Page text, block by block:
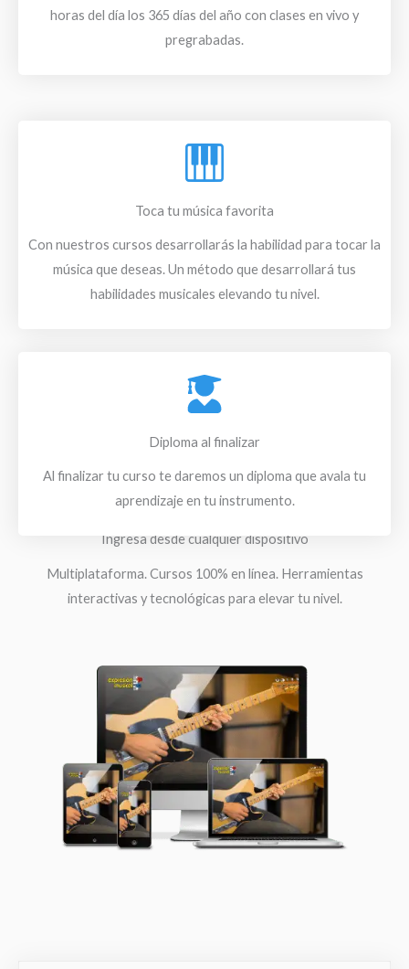
horas del día los 365 días del año con clases en vivo y
pregrabadas.
Toca tu música favorita
Con nuestros cursos desarrollarás la habilidad para tocar la
música que deseas. Un método que desarrollará tus
habilidades musicales elevando tu nivel.
Diploma al finalizar
Al finalizar tu curso te daremos un diploma que avala tu
aprendizaje en tu instrumento.
Ingresa desde cualquier dispositivo
Multiplataforma. Cursos 100% en línea. Herramientas
interactivas y tecnológicas para elevar tu nivel.